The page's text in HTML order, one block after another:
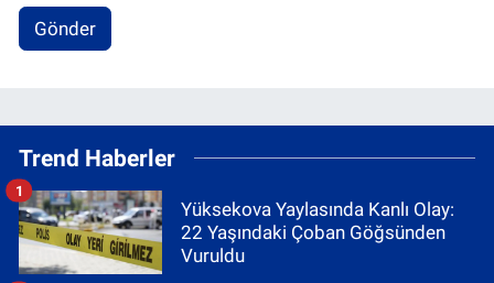
Gönder
Trend Haberler
Yüksekova Yaylasında Kanlı Olay:
22 Yaşındaki Çoban Göğsünden
Vuruldu
1